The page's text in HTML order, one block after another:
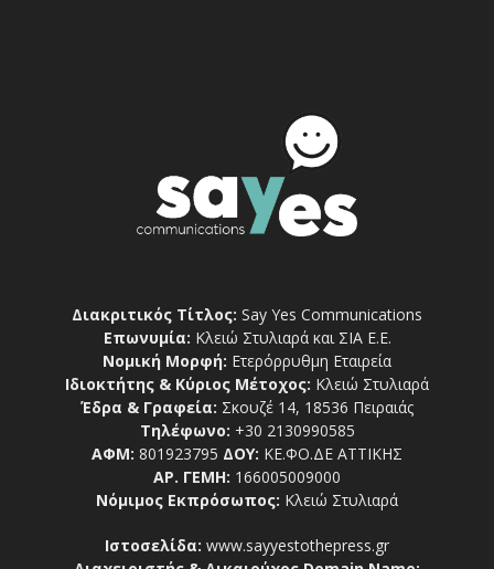
Διακριτικός Τίτλος: Say Yes Communications
Επωνυμία: Κλειώ Στυλιαρά και ΣΙΑ Ε.Ε.
Νομική Μορφή: Ετερόρρυθμη Εταιρεία
Ιδιοκτήτης & Κύριος Μέτοχος: Κλειώ Στυλιαρά
Έδρα & Γραφεία: Σκουζέ 14, 18536 Πειραιάς
Τηλέφωνο: +30 2130990585
ΑΦΜ: 801923795 ΔΟΥ: ΚΕ.ΦΟ.ΔΕ ΑΤΤΙΚΗΣ
ΑΡ. ΓΕΜΗ: 166005009000
Νόμιμος Εκπρόσωπος: Κλειώ Στυλιαρά
Ιστοσελίδα: www.sayyestothepress.gr